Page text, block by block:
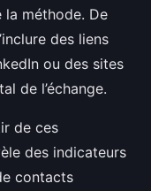
méthode. De
des liens
ou des sites
de l’échange.
de ces
des indicateurs
contacts